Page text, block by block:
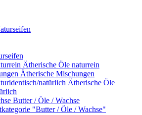
Ätherische Öle naturrein
Ätherische Mischungen
natürlich Ätherische Öle
Butter / Öle / Wachse
"Butter / Öle / Wachse"